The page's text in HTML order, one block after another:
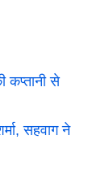
कप्तानी से
सहवाग ने